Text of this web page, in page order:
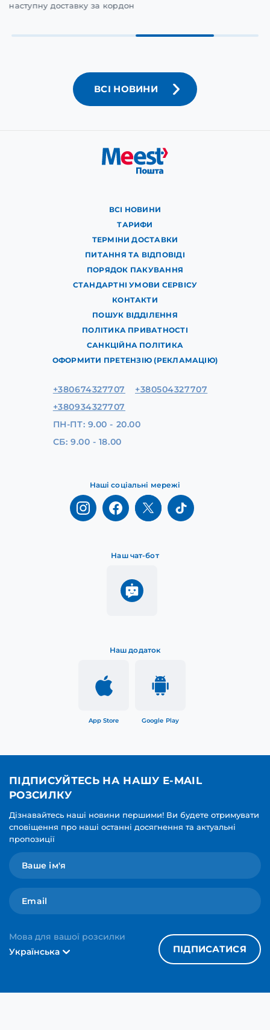
наступну доставку за кордон
ВСІ НОВИНИ
ВСІ НОВИНИ
ТАРИФИ
ТЕРМІНИ ДОСТАВКИ
ПИТАННЯ ТА ВІДПОВІДІ
ПОРЯДОК ПАКУВАННЯ
СТАНДАРТНІ УМОВИ СЕРВІСУ
КОНТАКТИ
ПОШУК ВІДДІЛЕННЯ
ПОЛІТИКА ПРИВАТНОСТІ
САНКЦІЙНА ПОЛІТИКА
ОФОРМИТИ ПРЕТЕНЗІЮ (РЕКЛАМАЦІЮ)
Наш додаток
App Store Google Play
Наш чат-бот
Наші соціальні мережі
+380674327707
+380504327707
+380934327707
ПН-ПТ: 9.00 - 20.00
СБ: 9.00 - 18.00
ПІДПИСУЙТЕСЬ НА НАШУ E-MAIL
РОЗСИЛКУ
Дізнавайтесь наші новини першими! Ви будете отримувати
сповіщення про наші останні досягнення та актуальні
пропозиції
Мова для вашої розсилки
Українська
ПІДПИСАТИСЯ